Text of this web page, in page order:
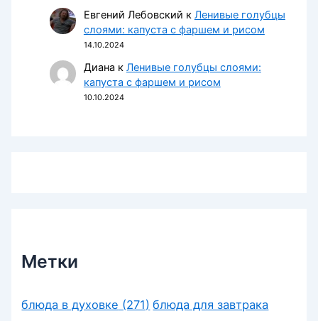
Евгений Лебовский к Ленивые голубцы
слоями: капуста с фаршем и рисом
14.10.2024
Диана к Ленивые голубцы слоями:
капуста с фаршем и рисом
10.10.2024
Метки
блюда в духовке (271) блюда для завтрака